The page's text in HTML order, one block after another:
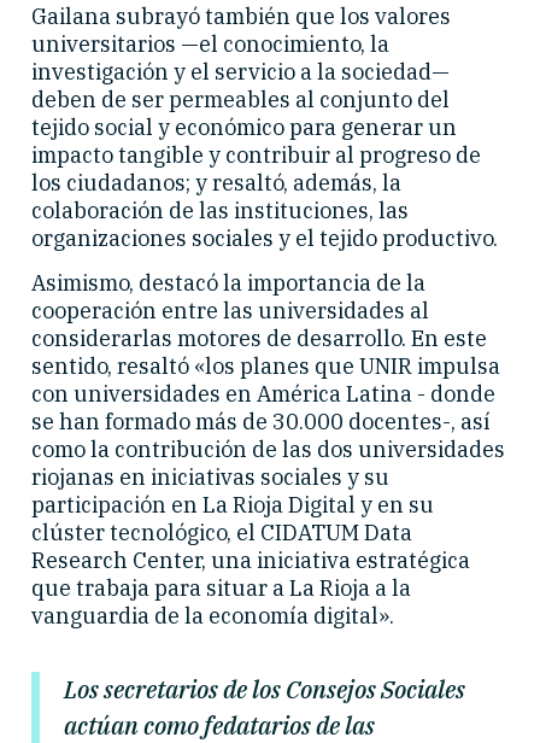
Gailana subrayó también que los valores
universitarios —el conocimiento, la
investigación y el servicio a la sociedad—
deben de ser permeables al conjunto del
tejido social y económico para generar un
impacto tangible y contribuir al progreso de
los ciudadanos; y resaltó, además, la
colaboración de las instituciones, las
organizaciones sociales y el tejido productivo.
Asimismo, destacó la importancia de la
cooperación entre las universidades al
considerarlas motores de desarrollo. En este
sentido, resaltó «los planes que UNIR impulsa
con universidades en América Latina - donde
se han formado más de 30.000 docentes-, así
como la contribución de las dos universidades
riojanas en iniciativas sociales y su
participación en La Rioja Digital y en su
clúster tecnológico, el CIDATUM Data
Research Center, una iniciativa estratégica
que trabaja para situar a La Rioja a la
vanguardia de la economía digital».
Los secretarios de los Consejos Sociales
actúan como fedatarios de las